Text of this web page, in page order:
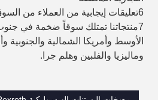
6تعليقات إيجابية من العملاء من السوق الخارجية
7منتجاتنا تمتلك سوقاً ضخمة في
الأوسط وأمريكا الشمالية والجنوبية
وماليزيا والفلبين وهلم جرا.